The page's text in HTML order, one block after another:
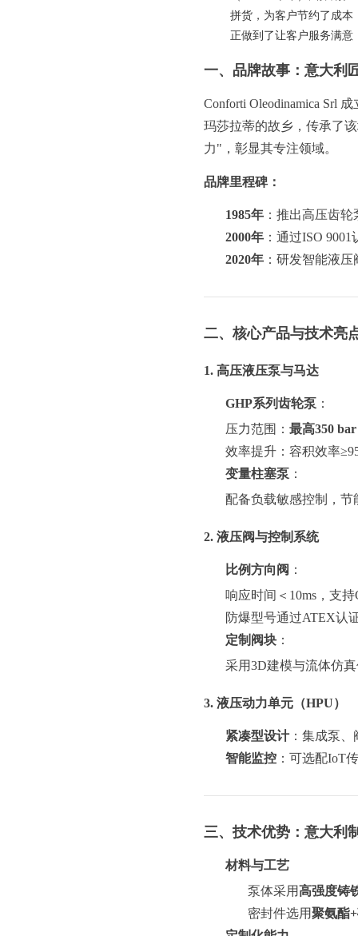
拼货，为客户节约了成本
正做到了让客户服务满意
一、品牌故事：意大利
Conforti Oleodinamica Srl
玛莎拉蒂的故乡，传承了
力"，彰显其专注领域。
品牌里程碑：
1985年 ：推出高压齿
2000年 ：通过ISO
2020年 ：研发智能液
二、核心产品与技术亮
1. 高压液压泵与马达
GHP系列齿轮泵 ：
压力范围：最高350 bar
效率提升：容积效率
变量柱塞泵 ：
配备负载敏感控制，节
2. 液压阀与控制系统
比例方向阀 ：
响应时间＜10ms，支
防爆型号通过ATEX认
定制阀块 ：
采用3D建模与流体仿
3. 液压动力单元（HPU）
紧凑型设计：集成泵、
智能监控 ：可选配IoT
三、技术优势：意大利
材料与工艺
泵体采用高强度铸
密封件选用聚氨酯